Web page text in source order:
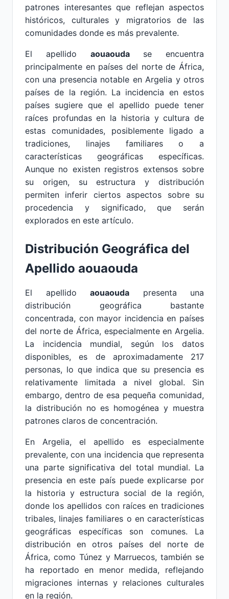
patrones interesantes que reflejan aspectos
históricos, culturales y migratorios de las
comunidades donde es más prevalente.
El apellido aouaoudase encuentra
principalmente en países del norte de África,
con una presencia notable en Argelia y otros
países de la región. La incidencia en estos
países sugiere que el apellido puede tener
raíces profundas en la historia y cultura de
estas comunidades, posiblemente ligado a
tradiciones, linajes familiares o a
características geográficas específicas.
Aunque no existen registros extensos sobre
su origen, su estructura y distribución
permiten inferir ciertos aspectos sobre su
procedencia y significado, que serán
explorados en este artículo.
Distribución Geográfica del
Apellido aouaouda
El apellido aouaouda presenta una
distribución geográfica bastante
concentrada, con mayor incidencia en países
del norte de África, especialmente en Argelia.
La incidencia mundial, según los datos
disponibles, es de aproximadamente 217
personas, lo que indica que su presencia es
relativamente limitada a nivel global. Sin
embargo, dentro de esa pequeña comunidad,
la distribución no es homogénea y muestra
patrones claros de concentración.
En Argelia, el apellido es especialmente
prevalente, con una incidencia que representa
una parte significativa del total mundial. La
presencia en este país puede explicarse por
la historia y estructura social de la región,
donde los apellidos con raíces en tradiciones
tribales, linajes familiares o en características
geográficas específicas son comunes. La
distribución en otros países del norte de
África, como Túnez y Marruecos, también se
ha reportado en menor medida, reflejando
migraciones internas y relaciones culturales
en la región.